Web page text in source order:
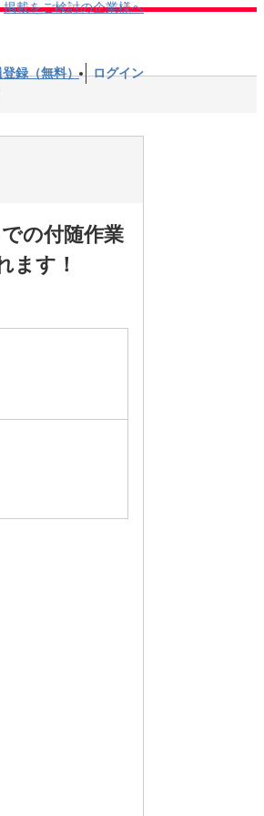
掲載をご検討の企業様へ
登録（無料） ログイン
の付随作業
ます！